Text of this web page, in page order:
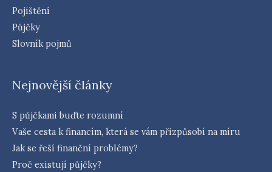
Pojištění
Půjčky
Slovník pojmů
Nejnovější články
S půjčkami buďte rozumní
Vaše cesta k financím, která se vám přizpůsobí na míru
Jak se řeší finanční problémy?
Proč existují půjčky?